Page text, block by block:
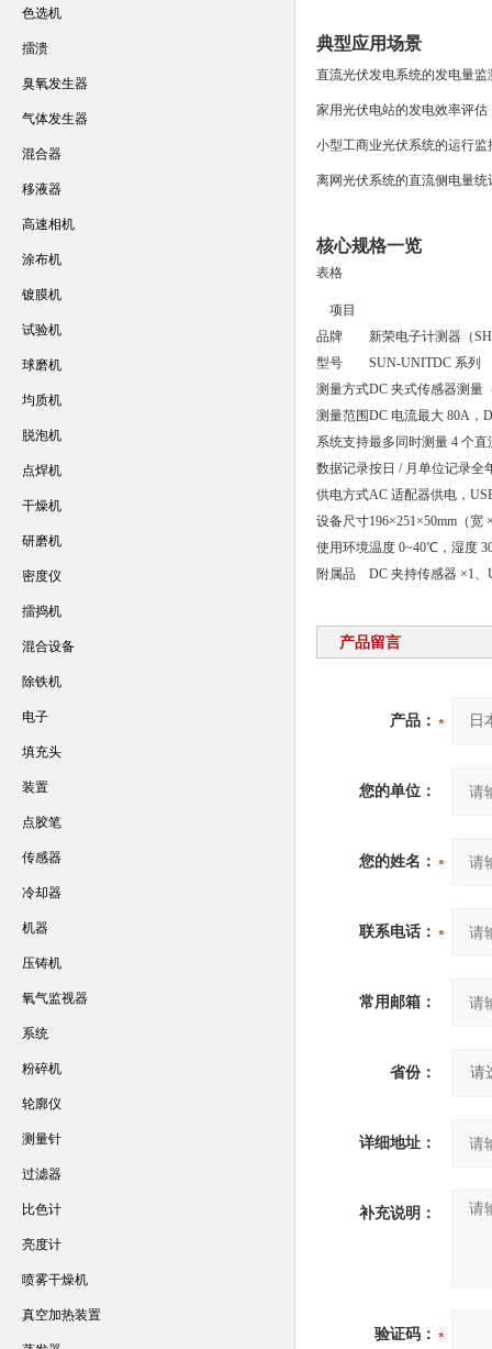
典型应用场景
直流光伏发电系统的发电量监
家用光伏电站的发电效率评估
小型工商业光伏系统的运行监
离网光伏系统的直流侧电量统
核心规格一览
表格
项目
品牌
新荣电子计测器（
型号
SUN-UNITDC 系列
测量方式DC 夹式传感器测量
测量范围DC 电流最大 80A，
系统支持最多同时测量 4 个直
数据记录按日 / 月单位记录全
供电方式AC 适配器供电，
设备尺寸196×251×50mm（宽
使用环境温度 0~40℃，湿度
附属品
DC 夹持传感器 ×1、
产品留言
产品：
您的单位：
您的姓名：
联系电话：
常用邮箱：
省份：
详细地址：
补充说明：
验证码：
色选机
擂溃
臭氧发生器
气体发生器
混合器
移液器
高速相机
涂布机
镀膜机
试验机
球磨机
均质机
脱泡机
点焊机
干燥机
研磨机
密度仪
擂捣机
混合设备
除铁机
电子
填充头
装置
点胶笔
传感器
冷却器
机器
压铸机
氧气监视器
系统
粉碎机
轮廓仪
测量针
过滤器
比色计
亮度计
喷雾干燥机
真空加热装置